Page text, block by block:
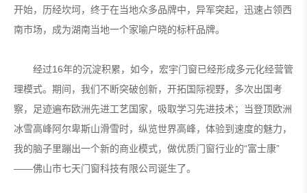
开始，历经坎坷，终于在当地众多品牌中，异军突起，迅速占领西
南市场，成为湖南当地一个家喻户晓的标杆品牌。
经过16年的沉淀积累，如今，宏宇门窗已经形成多元化经营管
理模式。期间，我们不断突破创新，开拓国际视野，多次出国考
察，足迹遍布欧洲先进工艺国家，吸取学习先进技术；当登顶欧洲
冰雪高峰阿尔卑斯山滑雪时，纵览世界高峰，体验到速度的魅力，
我的脑子里蹦出一个新的商业模式，做优质门窗行业的“富士康”
——佛山市七天门窗科技有限公司诞生了。